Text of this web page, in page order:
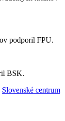
podporil FPU.
BSK.
Slovenské centrum